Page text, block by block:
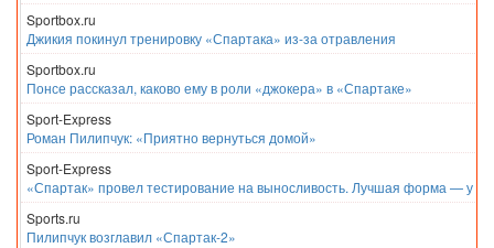
Sportbox.ru
Джикия покинул тренировку «Спартака» из-за отравления
Sportbox.ru
Понсе рассказал, каково ему в роли «джокера» в «Спартаке»
Sport-Express
Роман Пилипчук: «Приятно вернуться домой»
Sport-Express
«Спартак» провел тестирование на выносливость. Лучшая форма — у
Sports.ru
Пилипчук возглавил «Спартак-2»